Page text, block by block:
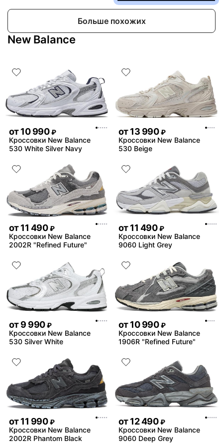
Больше похожих
New Balance
от10 990 ₽
Кроссовки New Balance
530 White Silver Navy
от13 990 ₽
Кроссовки New Balance
530 Beige
от11 490 ₽
Кроссовки New Balance
2002R "Refined Future"
от11 490 ₽
Кроссовки New Balance
9060 Light Grey
от9 990 ₽
Кроссовки New Balance
530 Silver White
от10 990 ₽
Кроссовки New Balance
1906R "Refined Future"
от11 990 ₽
Кроссовки New Balance
2002R Phantom Black
от12 490 ₽
Кроссовки New Balance
9060 Deep Grey